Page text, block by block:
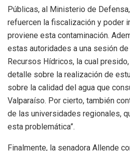
Públicas, al Ministerio de
refuercen la fiscalización y poder
proviene esta contaminación.
estas autoridades a una sesión
Recursos Hídricos, la cual
detalle sobre la realización de
sobre la calidad del agua que
Valparaíso. Por cierto, también
de las universidades regionales,
esta problemática”.
Finalmente, la senadora Allende